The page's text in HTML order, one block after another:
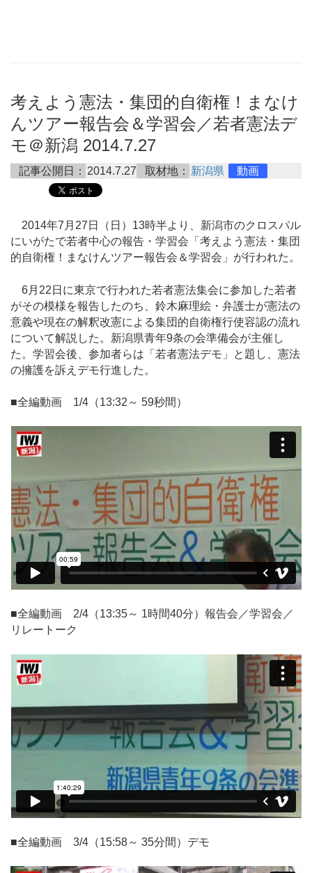
考えよう憲法・集団的自衛権！まなけ
んツアー報告会＆学習会／若者憲法デ
モ＠新潟 2014.7.27
記事公開日： 2014.7.27 取材地： 新潟県 動画
2014年7月27日（日）13時半より、新潟市のクロスパル
にいがたで若者中心の報告・学習会「考えよう憲法・集団
的自衛権！まなけんツアー報告会＆学習会」が行われた。
6月22日に東京で行われた若者憲法集会に参加した若者
がその模様を報告したのち、鈴木麻理絵・弁護士が憲法の
意義や現在の解釈改憲による集団的自衛権行使容認の流れ
について解説した。新潟県青年9条の会準備会が主催し
た。学習会後、参加者らは「若者憲法デモ」と題し、憲法
の擁護を訴えデモ行進した。
■全編動画 1/4（13:32～ 59秒間）
■全編動画 2/4（13:35～ 1時間40分）報告会／学習会／
リレートーク
■全編動画 3/4（15:58～ 35分間）デモ